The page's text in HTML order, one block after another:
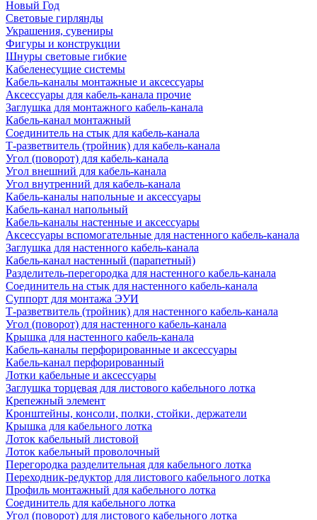
Новый Год
Световые гирлянды
Украшения, сувениры
Фигуры и конструкции
Шнуры световые гибкие
Кабеленесущие системы
Кабель-каналы монтажные и аксессуары
Аксессуары для кабель-канала прочие
Заглушка для монтажного кабель-канала
Кабель-канал монтажный
Соединитель на стык для кабель-канала
Т-разветвитель (тройник) для кабель-канала
Угол (поворот) для кабель-канала
Угол внешний для кабель-канала
Угол внутренний для кабель-канала
Кабель-каналы напольные и аксессуары
Кабель-канал напольный
Кабель-каналы настенные и аксессуары
Аксессуары вспомогательные для настенного кабель-канала
Заглушка для настенного кабель-канала
Кабель-канал настенный (парапетный)
Разделитель-перегородка для настенного кабель-канала
Соединитель на стык для настенного кабель-канала
Суппорт для монтажа ЭУИ
Т-разветвитель (тройник) для настенного кабель-канала
Угол (поворот) для настенного кабель-канала
Крышка для настенного кабель-канала
Кабель-каналы перфорированные и аксессуары
Кабель-канал перфорированный
Лотки кабельные и аксессуары
Заглушка торцевая для листового кабельного лотка
Крепежный элемент
Кронштейны, консоли, полки, стойки, держатели
Крышка для кабельного лотка
Лоток кабельный листовой
Лоток кабельный проволочный
Перегородка разделительная для кабельного лотка
Переходник-редуктор для листового кабельного лотка
Профиль монтажный для кабельного лотка
Соединитель для кабельного лотка
Угол (поворот) для листового кабельного лотка